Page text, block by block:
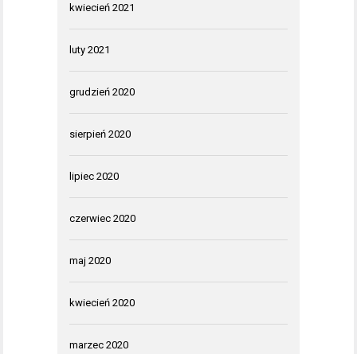
kwiecień 2021
luty 2021
grudzień 2020
sierpień 2020
lipiec 2020
czerwiec 2020
maj 2020
kwiecień 2020
marzec 2020